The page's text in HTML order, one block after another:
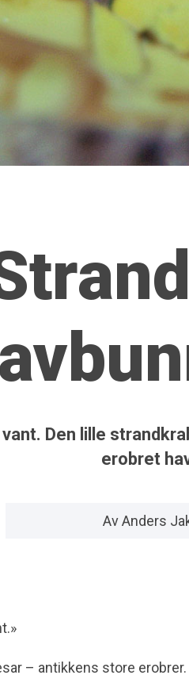
Den lille
erobret
Av Anders
– antikkens store erobrer.